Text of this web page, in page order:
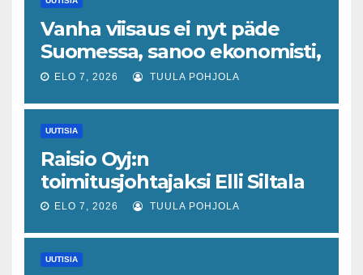
Vanha viisaus ei nyt päde
Suomessa, sanoo ekonomisti,
joka odottaa työllisyyteen
piristymistä
ELO 7, 2026 TUULA POHJOLA
UUTISIA
Raisio Oyj:n
toimitusjohtajaksi Elli Siltala
ELO 7, 2026 TUULA POHJOLA
UUTISIA